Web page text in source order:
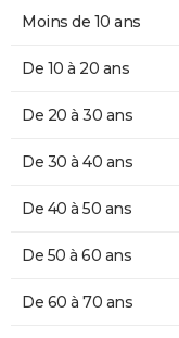
Moins de 10 ans
De 10 à 20 ans
De 20 à 30 ans
De 30 à 40 ans
De 40 à 50 ans
De 50 à 60 ans
De 60 à 70 ans